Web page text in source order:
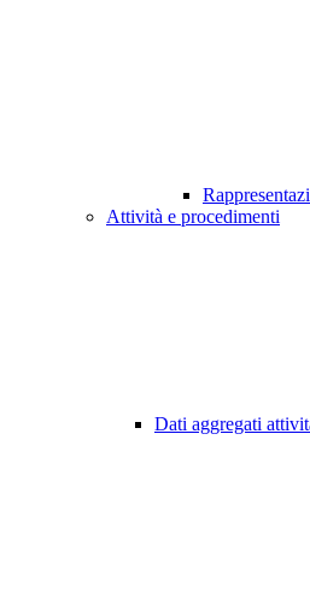
Attività e procedimenti
Dati aggregati